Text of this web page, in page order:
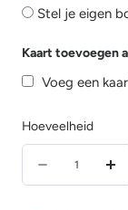
Stel je eigen
Kaart toevoegen
Voeg een
Hoeveelheid